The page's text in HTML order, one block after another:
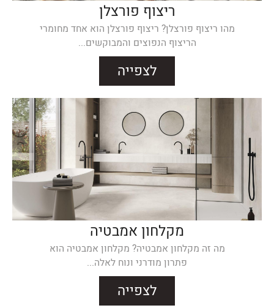
ריצוף פורצלן
מהו ריצוף פורצלן? ריצוף פורצלן הוא אחד מחומרי
הריצוף הנפוצים והמבוקשים...
לצפייה
מקלחון אמבטיה
מה זה מקלחון אמבטיה? מקלחון אמבטיה הוא
פתרון מודרני ונוח לאלה...
לצפייה